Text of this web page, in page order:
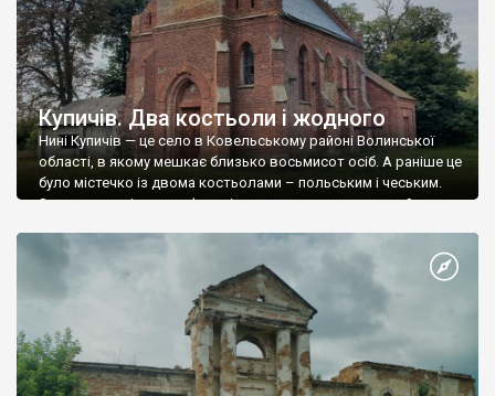
Купичів. Два костьоли і жодного
Нині Купичів — це село в Ковельському районі Волинської
області, в якому мешкає близько восьмисот осіб. А раніше це
було містечко із двома костьолами – польським і чеським.
Зараз жоден із них не функціонує як римо-католицький храм,
другий, який був у радянські часи млином, нині […]